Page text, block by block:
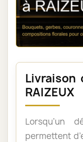
RAIZEUX
Lorsqu’un
permettent